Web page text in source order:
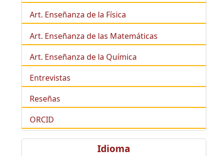
Art. Enseñanza de la Física
Art. Enseñanza de las Matemáticas
Art. Enseñanza de la Química
Entrevistas
Reseñas
ORCID
Idioma